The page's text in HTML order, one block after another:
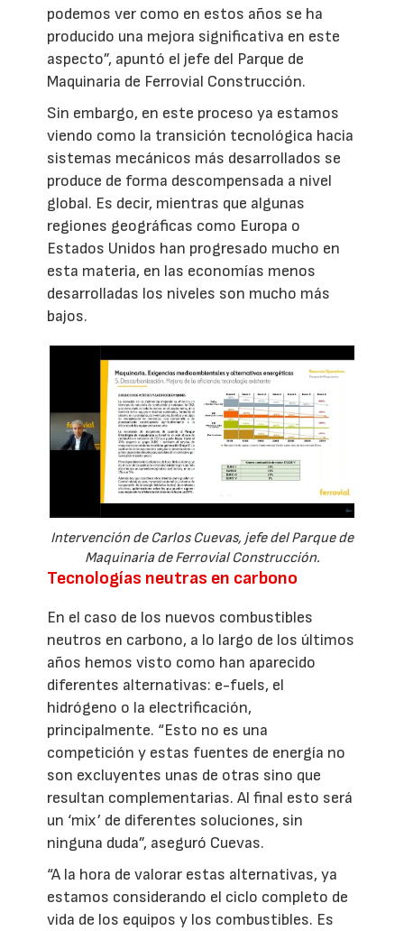
podemos ver como en estos años se ha
producido una mejora significativa en este
aspecto”, apuntó el jefe del Parque de
Maquinaria de Ferrovial Construcción.
Sin embargo, en este proceso ya estamos
viendo como la transición tecnológica hacia
sistemas mecánicos más desarrollados se
produce de forma descompensada a nivel
global. Es decir, mientras que algunas
regiones geográficas como Europa o
Estados Unidos han progresado mucho en
esta materia, en las economías menos
desarrolladas los niveles son mucho más
bajos.
Intervención de Carlos Cuevas, jefe del Parque de
Maquinaria de Ferrovial Construcción.
Tecnologías neutras en carbono
En el caso de los nuevos combustibles
neutros en carbono, a lo largo de los últimos
años hemos visto como han aparecido
diferentes alternativas: e-fuels, el
hidrógeno o la electrificación,
principalmente. “Esto no es una
competición y estas fuentes de energía no
son excluyentes unas de otras sino que
resultan complementarias. Al final esto será
un ‘mix’ de diferentes soluciones, sin
ninguna duda”, aseguró Cuevas.
“A la hora de valorar estas alternativas, ya
estamos considerando el ciclo completo de
vida de los equipos y los combustibles. Es